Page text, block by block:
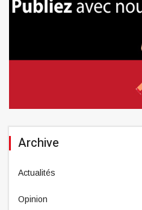
Archive
Actualités
Opinion